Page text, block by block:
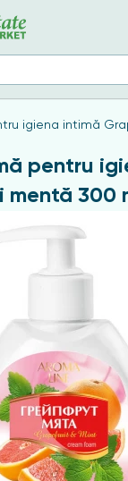
Назад
DE TEN
pentru ten
Ten problematic
Produse pentru ten
igiena intimă
pentru
300